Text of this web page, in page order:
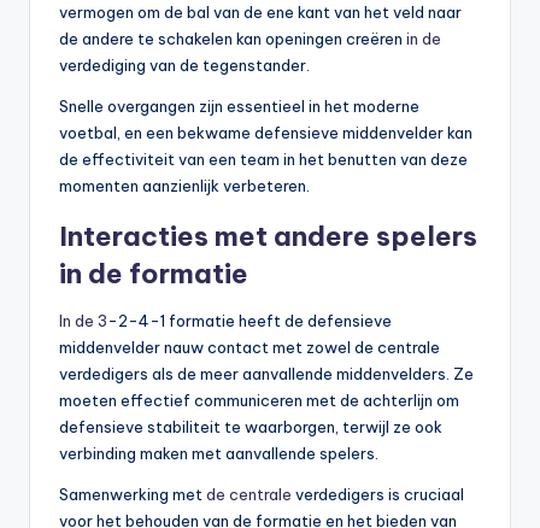
vermogen om de bal van de ene kant van het veld naar
de andere te schakelen kan openingen creëren in de
verdediging van de tegenstander.
Snelle overgangen zijn essentieel in het moderne
voetbal, en een bekwame defensieve middenvelder kan
de effectiviteit van een team in het benutten van deze
momenten aanzienlijk verbeteren.
Interacties met andere spelers
in de formatie
In de 3-2-4-1 formatie heeft de defensieve
middenvelder nauw contact met zowel de centrale
verdedigers als de meer aanvallende middenvelders. Ze
moeten effectief communiceren met de achterlijn om
defensieve stabiliteit te waarborgen, terwijl ze ook
verbinding maken met aanvallende spelers.
Samenwerking met de centrale verdedigers is cruciaal
voor het behouden van de formatie en het bieden van